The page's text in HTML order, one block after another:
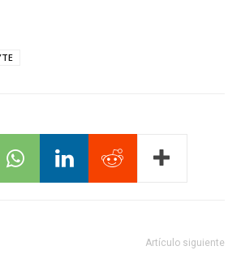
Artículo siguiente